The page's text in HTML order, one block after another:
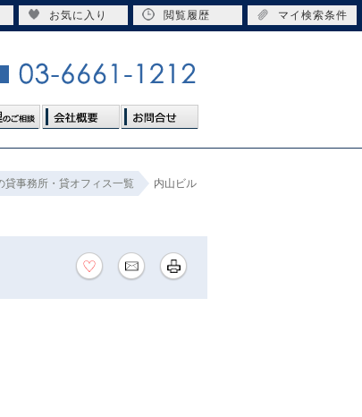
貸事務所・貸オフィス一覧
内山ビル
お気に入り 閲覧履歴 マイ検索条件